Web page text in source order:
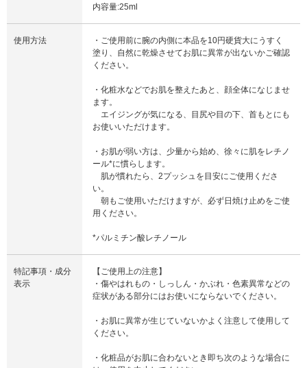
内容量:25ml
使用方法
・ご使用前に腕の内側に本品を10円硬貨大にうすく
塗り、自然に乾燥させてお肌に異常が出ないかご確認
ください。
・化粧水などでお肌を整えたあと、顔全体になじませ
ます。
エイジングが気になる、目尻や目の下、首もとにも
お使いいただけます。
・お肌が弱い方は、少量から始め、徐々に肌をレチノ
ール*に慣らします。
肌が慣れたら、2プッシュを目安にご使用くださ
い。
朝もご使用いただけますが、必ず日焼け止めをご使
用ください。
*パルミチン酸レチノール
特記事項・成分
表示
【ご使用上の注意】
・傷やはれもの・しっしん・かぶれ・色素異常などの
症状がある部分にはお使いにならないでください。
・お肌に異常が生じていないかよく注意して使用して
ください。
・化粧品がお肌に合わないとき即ち次のような場合に